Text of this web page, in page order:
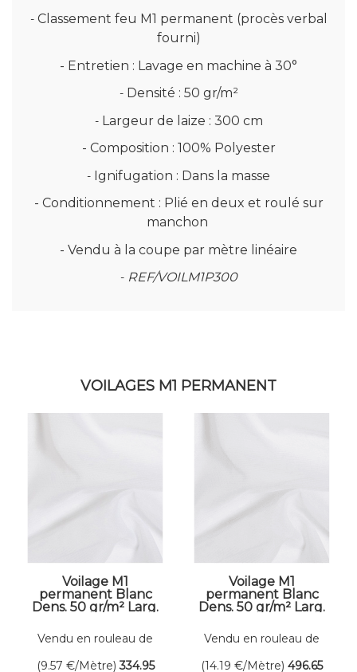
- Classement feu M1 permanent (procès verbal
fourni)
- Entretien : Lavage en machine à 30°
- Densité : 50 gr/m²
- Largeur de laize : 300 cm
- Composition : 100% Polyester
- Ignifugation : Dans la masse
- Conditionnement : Plié en deux et roulé sur
manchon
- Vendu à la coupe par mètre linéaire
- REF/VOILM1P300
VOILAGES M1 PERMANENT
Voilage M1
permanent Blanc
Dens. 50 gr/m² Larg.
Vendu en rouleau de
(9.57 €/Mètre) 334.95
Voilage M1
permanent Blanc
Dens. 50 gr/m² Larg.
Vendu en rouleau de
(14.19 €/Mètre) 496.65